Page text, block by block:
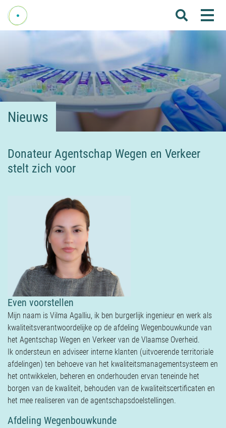
Over Fenelab
Commissies
Nieuws
Internationaal
Verzekeringen
Nieuws
Donateur Agentschap Wegen en Verkeer
stelt zich voor
Even voorstellen
Mijn naam is Vilma Agalliu, ik ben burgerlijk ingenieur en werk als
kwaliteitsverantwoordelijke op de afdeling Wegenbouwkunde van
het Agentschap Wegen en Verkeer van de Vlaamse Overheid.
Ik ondersteun en adviseer interne klanten (uitvoerende territoriale
afdelingen) ten behoeve van het kwaliteitsmanagementsysteem en
het ontwikkelen, beheren en onderhouden ervan teneinde het
borgen van de kwaliteit, behouden van de kwaliteitscertificaten en
het mee realiseren van de agentschapsdoelstellingen.
Afdeling Wegenbouwkunde